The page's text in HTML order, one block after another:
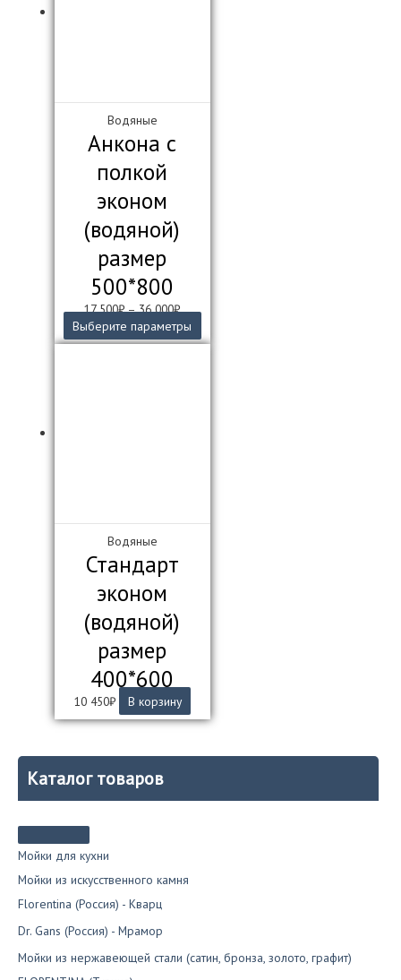
Каталог товаров
Мойки для кухни
Мойки из искусственного камня
Florentina (Россия) - Кварц
Dr. Gans (Россия) - Мрамор
Мойки из нержавеющей стали (сатин, бронза, золото, графит)
Водяные
Анкона с
полкой
эконом
(водяной)
размер
500*800
17 500₽–36 000₽
Выберите параметры
товар
Водяные
Стандарт
эконом
(водяной)
размер
400*600
10 450₽ В корзину